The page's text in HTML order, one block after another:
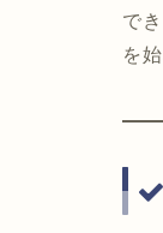
で
を